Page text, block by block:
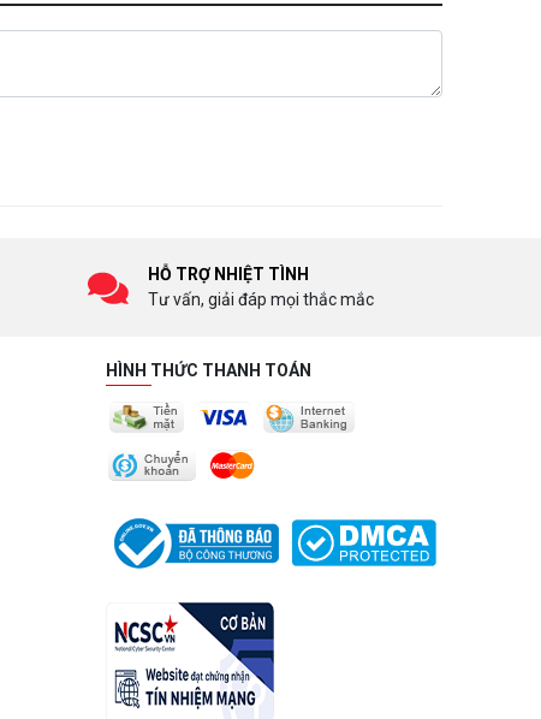
HỖ TRỢ NHIỆT TÌNH
Tư vấn, giải đáp mọi thắc mắc
HÌNH THỨC THANH TOÁN